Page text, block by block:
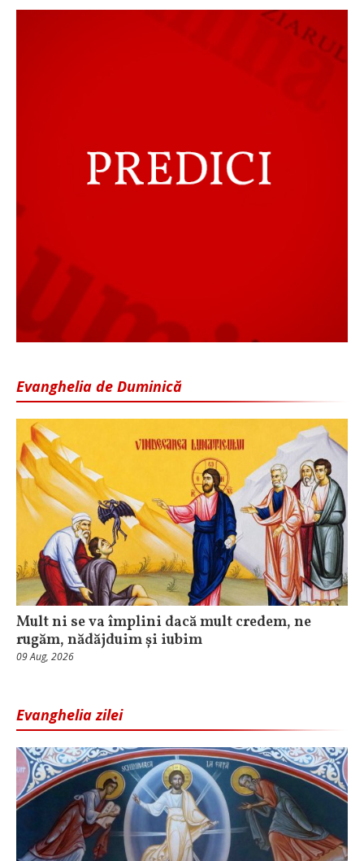
Evanghelia de Duminică
Mult ni se va împlini dacă mult credem, ne
rugăm, nădăjduim și iubim
09 Aug, 2026
Evanghelia zilei